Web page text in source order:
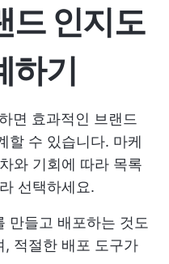
드 인지도
하기
면 효과적인 브랜드
할 수 있습니다. 마케
와 기회에 따라 목록
선택하세요.
만들고 배포하는 것도
, 적절한 배포 도구가